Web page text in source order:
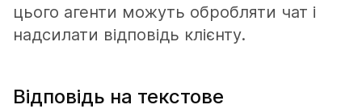
цього агенти можуть обробляти чат і
надсилати відповідь клієнту.
Відповідь на текстове